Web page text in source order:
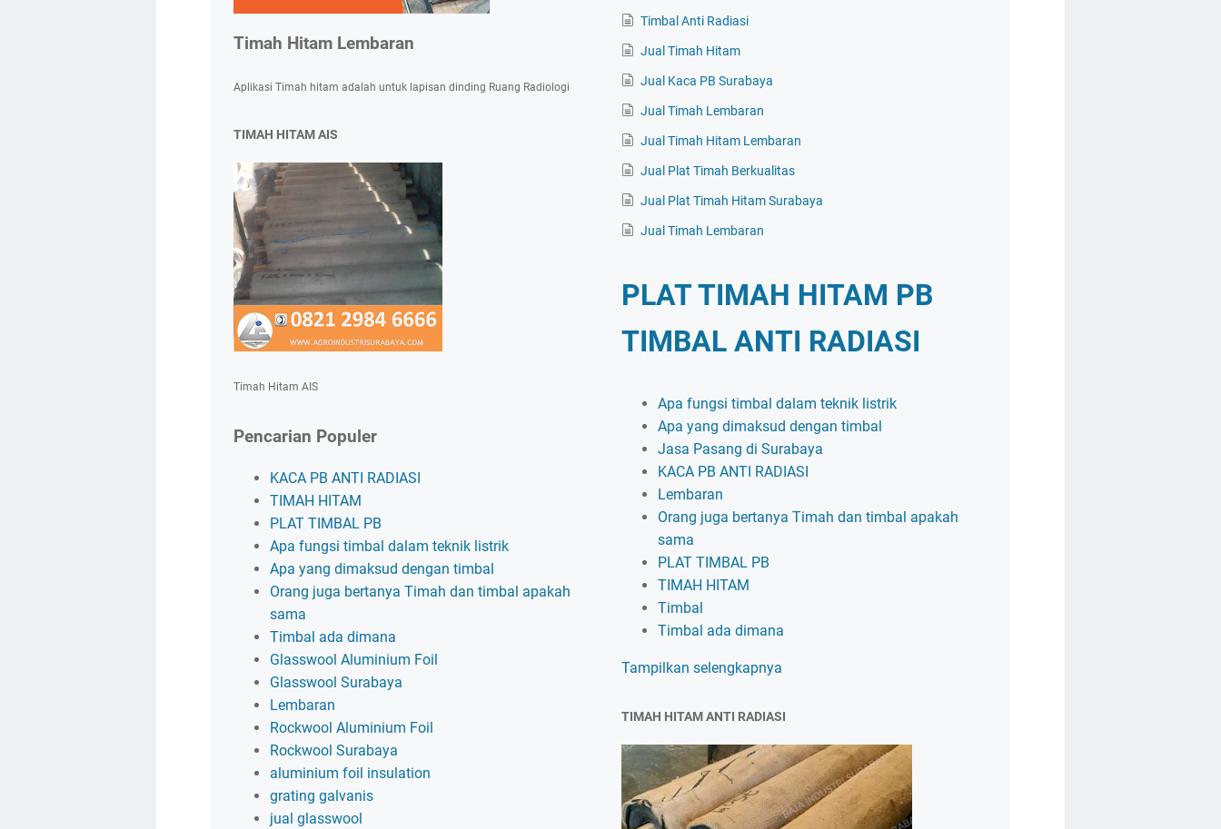
Timah Hitam Lembaran
Aplikasi Timah hitam adalah untuk lapisan dinding Ruang Radiologi
TIMAH HITAM AIS
Timah Hitam AIS
Pencarian Populer
KACA PB ANTI RADIASI
TIMAH HITAM
PLAT TIMBAL PB
Apa fungsi timbal dalam teknik listrik
Apa yang dimaksud dengan timbal
Orang juga bertanya Timah dan timbal apakah
sama
Timbal ada dimana
Glasswool Aluminium Foil
Glasswool Surabaya
Lembaran
Rockwool Aluminium Foil
Rockwool Surabaya
aluminium foil insulation
grating galvanis
jual glasswool
Timbal Anti Radiasi
Jual Timah Hitam
Jual Kaca PB Surabaya
Jual Timah Lembaran
Jual Timah Hitam Lembaran
Jual Plat Timah Berkualitas
Jual Plat Timah Hitam Surabaya
Jual Timah Lembaran
PLAT TIMAH HITAM PB
TIMBAL ANTI RADIASI
Apa fungsi timbal dalam teknik listrik
Apa yang dimaksud dengan timbal
Jasa Pasang di Surabaya
KACA PB ANTI RADIASI
Lembaran
Orang juga bertanya Timah dan timbal apakah
sama
PLAT TIMBAL PB
TIMAH HITAM
Timbal
Timbal ada dimana
Tampilkan selengkapnya
TIMAH HITAM ANTI RADIASI